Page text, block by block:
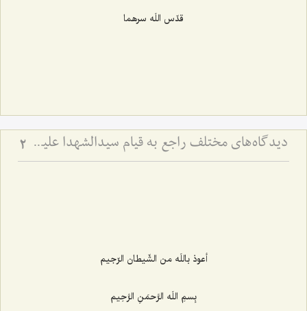
قدّس اللَه سرهما
دیدگاه‌های مختلف راجع به قیام سیدالشهدا علیه السلام - بررسی اجمالی هدف قیام امام حسین علیه‌السلام 2
أعوذ باللَه من الشّیطان الرّجیم‌
بِسمِ اللَه الرَّحمَنِ الرَّحِیم‌